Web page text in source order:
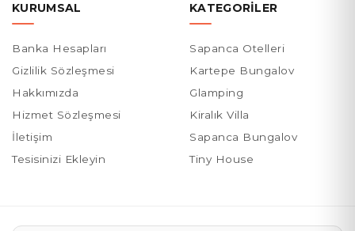
KURUMSAL
Banka Hesapları
Gizlilik Sözleşmesi
Hakkımızda
Hizmet Sözleşmesi
İletişim
Tesisinizi Ekleyin
KATEGORILER
Sapanca Otelleri
Kartepe Bungalov
Glamping
Kiralık Villa
Sapanca Bungalov
Tiny House